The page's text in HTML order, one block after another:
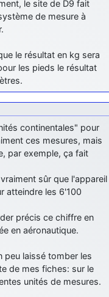
le site de D9 fait
de mesure à
le résultat en kg sera
les pieds le résultat
continentales" pour
ces mesures, mais
par exemple, ça fait
sûr que l'appareil
atteindre les 6'100
précis ce chiffre en
en aéronautique.
peu laissé tomber les
de mes fiches: sur le
unités de mesures.